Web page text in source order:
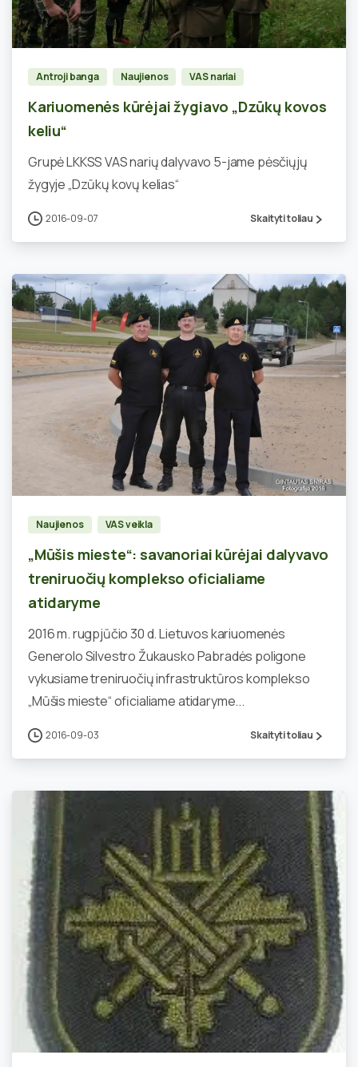
1
Antroji banga Naujienos VAS nariai
Kariuomenės kūrėjai žygiavo „Dzūkų kovos
keliu“
Grupė LKKSS VAS narių dalyvavo 5-jame pėsčiųjų
žygyje „Dzūkų kovų kelias“
2016-09-07 Skaityti toliau
Naujienos VAS veikla
„Mūšis mieste“: savanoriai kūrėjai dalyvavo
treniruočių komplekso oficialiame
atidaryme
2016 m. rugpjūčio 30 d. Lietuvos kariuomenės
Generolo Silvestro Žukausko Pabradės poligone
vykusiame treniruočių infrastruktūros komplekso
„Mūšis mieste“ oficialiame atidaryme...
2016-09-03 Skaityti toliau
1